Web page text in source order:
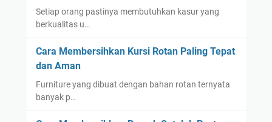
Setiap orang pastinya membutuhkan kasur yang
berkualitas u…
Cara Membersihkan Kursi Rotan Paling Tepat
dan Aman
Furniture yang dibuat dengan bahan rotan ternyata
banyak p…